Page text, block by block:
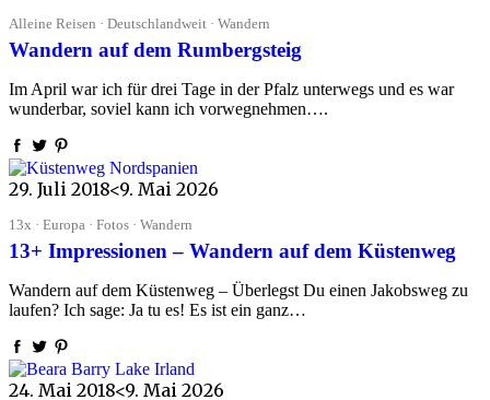
Alleine Reisen · Deutschlandweit · Wandern
Wandern auf dem Rumbergsteig
Im April war ich für drei Tage in der Pfalz unterwegs und es war
wunderbar, soviel kann ich vorwegnehmen….
29. Juli 2018<9. Mai 2026
13x · Europa · Fotos · Wandern
13+ Impressionen – Wandern auf dem Küstenweg
Wandern auf dem Küstenweg – Überlegst Du einen Jakobsweg zu
laufen? Ich sage: Ja tu es! Es ist ein ganz…
24. Mai 2018<9. Mai 2026